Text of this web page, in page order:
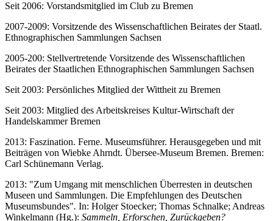
Seit 2006: Vorstandsmitglied im Club zu Bremen
2007-2009: Vorsitzende des Wissenschaftlichen Beirates der Staatl.
Ethnographischen Sammlungen Sachsen
2005-200: Stellvertretende Vorsitzende des Wissenschaftlichen
Beirates der Staatlichen Ethnographischen Sammlungen Sachsen
Seit 2003: Persönliches Mitglied der Wittheit zu Bremen
Seit 2003: Mitglied des Arbeitskreises Kultur-Wirtschaft der
Handelskammer Bremen
2013: Faszination. Ferne. Museumsführer. Herausgegeben und mit
Beiträgen von Wiebke Ahrndt. Übersee-Museum Bremen. Bremen:
Carl Schünemann Verlag.
2013: "Zum Umgang mit menschlichen Überresten in deutschen
Museen und Sammlungen. Die Empfehlungen des Deutschen
Museumsbundes". In: Holger Stoecker; Thomas Schnalke; Andreas
Winkelmann (Hg.): Sammeln, Erforschen, Zurückgeben?